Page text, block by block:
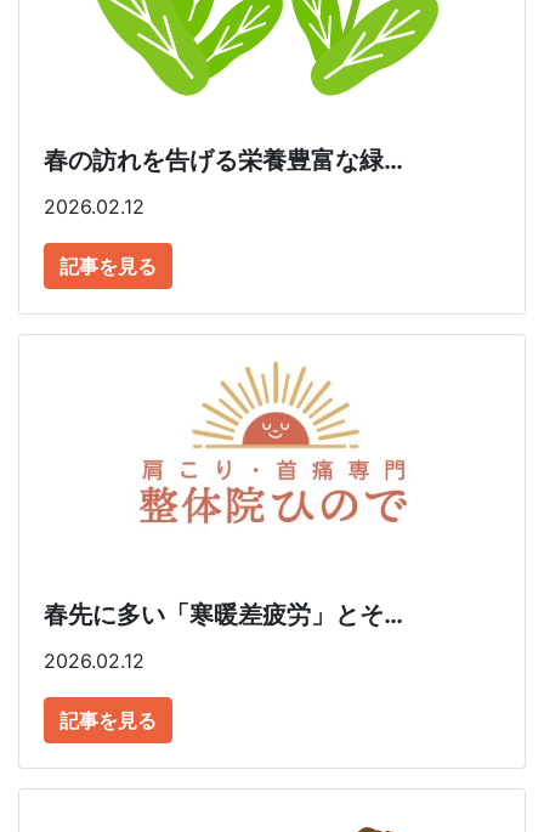
春の訪れを告げる栄養豊富な緑…
2026.02.12
記事を見る
春先に多い「寒暖差疲労」とそ…
2026.02.12
記事を見る